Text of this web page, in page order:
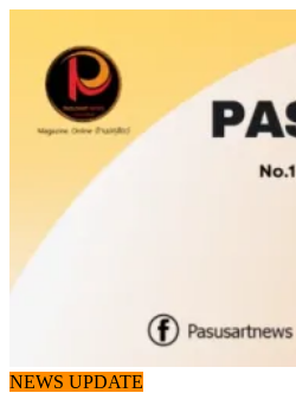
content
NEWS UPDATE